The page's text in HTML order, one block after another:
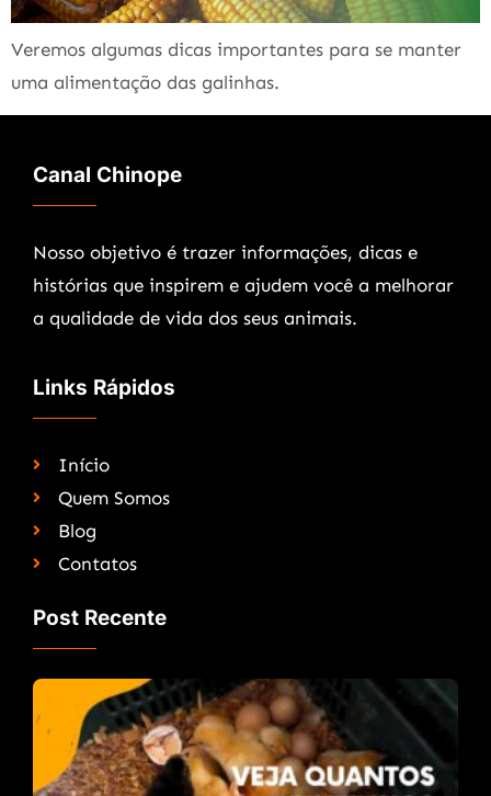
Veremos algumas dicas importantes para se manter
uma alimentação das galinhas.
Canal Chinope
Nosso objetivo é trazer informações, dicas e
histórias que inspirem e ajudem você a melhorar
a qualidade de vida dos seus animais.
Links Rápidos
Início
Quem Somos
Blog
Contatos
Post Recente